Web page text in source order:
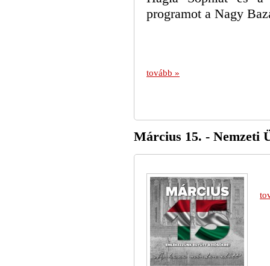
programot a Nagy
tovább »
Március 15. - Nemzeti